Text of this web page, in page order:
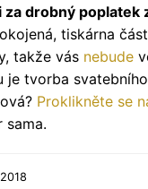
za drobný poplatek
tiskárna
takže vás nebude
je tvorba
Proklikněte se
sama.